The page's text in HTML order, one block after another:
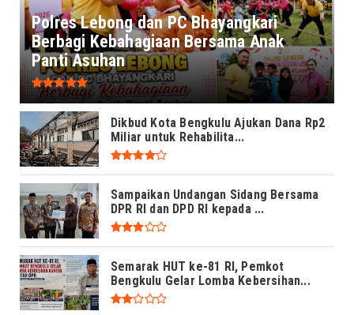
Polres Lebong dan PC Bhayangkari
Berbagi Kebahagiaan Bersama Anak
Panti Asuhan
Dikbud Kota Bengkulu Ajukan Dana Rp2
Miliar untuk Rehabilita...
Sampaikan Undangan Sidang Bersama
DPR RI dan DPD RI kepada ...
Semarak HUT ke-81 RI, Pemkot
Bengkulu Gelar Lomba Kebersihan...